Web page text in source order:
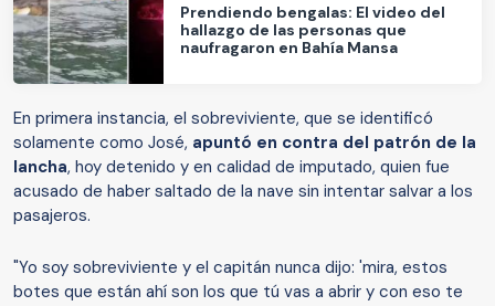
Prendiendo bengalas: El video del
hallazgo de las personas que
naufragaron en Bahía Mansa
En primera instancia, el sobreviviente, que se identificó
solamente como José, apuntó en contra del patrón de la
lancha, hoy detenido y en calidad de imputado, quien fue
acusado de haber saltado de la nave sin intentar salvar a los
pasajeros.
"Yo soy sobreviviente y el capitán nunca dijo: 'mira, estos
botes que están ahí son los que tú vas a abrir y con eso te